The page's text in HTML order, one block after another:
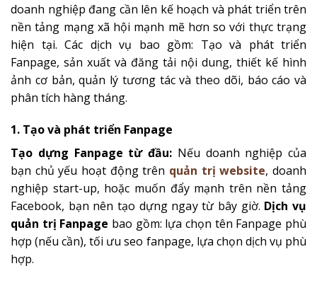
doanh nghiệp đang cần lên kế hoạch và phát triển trên
nền tảng mạng xã hội mạnh mẽ hơn so với thực trạng
hiện tại. Các dịch vụ bao gồm: Tạo và phát triển
Fanpage, sản xuất và đăng tải nội dung, thiết kế hình
ảnh cơ bản, quản lý tương tác và theo dõi, báo cáo và
phân tích hàng tháng.
1. Tạo và phát triển Fanpage
Tạo dựng Fanpage từ đầu: Nếu doanh nghiệp của
bạn chủ yếu hoạt động trên quản trị website, doanh
nghiệp start-up, hoặc muốn đẩy mạnh trên nền tảng
Facebook, bạn nên tạo dựng ngay từ bây giờ. Dịch vụ
quản trị Fanpage bao gồm: lựa chọn tên Fanpage phù
hợp (nếu cần), tối ưu seo fanpage, lựa chọn dịch vụ phù
hợp.